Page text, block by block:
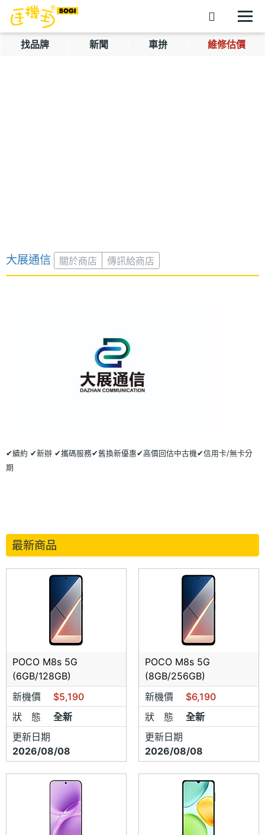
找品牌 新聞 車拚 維修估價
大展通信 關於商店 傳訊給商店
✔續約 ✔新辦 ✔攜碼服務✔舊換新優惠✔高價回估中古機✔信用卡/無卡分
期
最新商品
POCO M8s 5G
(6GB/128GB)
新機價
$5,190
狀 態
全新
更新日期
2026/08/08
POCO M8s 5G
(8GB/256GB)
新機價
$6,190
狀 態
全新
更新日期
2026/08/08